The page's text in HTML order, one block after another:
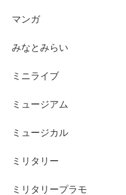
マンガ
みなとみらい
ミニライブ
ミュージアム
ミュージカル
ミリタリー
ミリタリープラモ